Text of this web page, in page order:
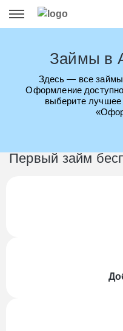
Займы в
Здесь — все
Оформление
выберите
Первый займ